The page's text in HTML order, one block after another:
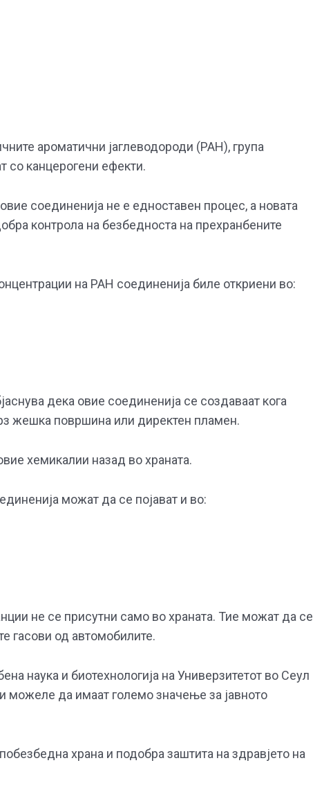
ароматични јаглеводороди (PAH), група
со канцерогени ефекти.
соединенија не е едноставен процес, а новата
контрола на безбедноста на прехранбените
на PAH соединенија биле откриени во:
дека овие соединенија се создаваат кога
жешка површина или директен пламен.
хемикалии назад во храната.
можат да се појават и во:
не се присутни само во храната. Тие можат да се
гасови од автомобилите.
наука и биотехнологија на Универзитетот во Сеул
можеле да имаат големо значење за јавното
храна и подобра заштита на здравјето на